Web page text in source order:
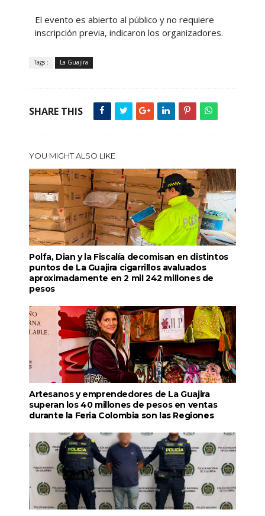
El evento es abierto al público y no requiere
inscripción previa, indicaron los organizadores.
Tags : La Guajira
SHARE THIS
YOU MIGHT ALSO LIKE
Polfa, Dian y la Fiscalía decomisan en distintos
puntos de La Guajira cigarrillos avaluados
aproximadamente en 2 mil 242 millones de
pesos
Artesanos y emprendedores de La Guajira
superan los 40 millones de pesos en ventas
durante la Feria Colombia son las Regiones